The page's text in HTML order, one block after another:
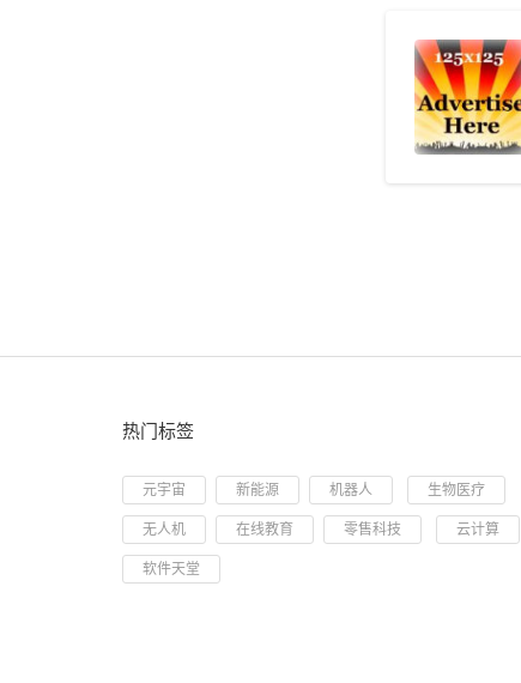
热门标签
元宇宙 新能源 机器人 生物医疗
无人机 在线教育 零售科技 云计算
软件天堂